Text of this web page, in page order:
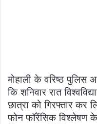
मोहाली के वरिष्ठ पुलिस
कि शनिवार रात
छात्रा को गिरफ्तार कर
फोन फॉरेंसिक विश्लेषण